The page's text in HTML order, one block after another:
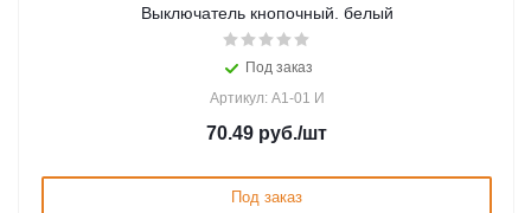
Выключатель кнопочный. белый
Под заказ
Артикул: А1-01 И
70.49 руб./шт
Под заказ